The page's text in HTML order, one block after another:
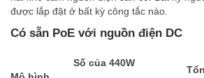
được lắp đặt ở bất kỳ công tắc nào.
Có sẵn PoE với nguồn điện DC
Số của 440W